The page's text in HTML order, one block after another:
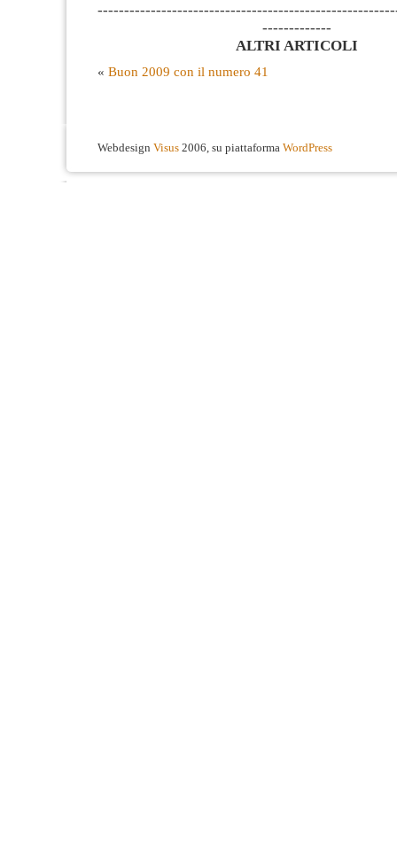
-------------
ALTRI ARTICOLI
« Buon 2009 con il numero 41
Webdesign Visus 2006, su piattaforma WordPress